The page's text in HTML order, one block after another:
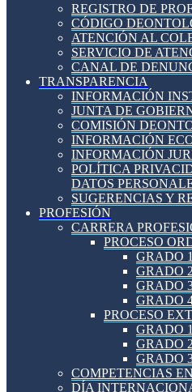
REGISTRO DE
CÓDIGO
ATENCIÓN AL
SERVICIO DE
CANAL DE
TRANSPARENCIA
INFORMACIÓN
JUNTA DE
COMISIÓN
INFORMACIÓN
INFORMACIÓN
POLÍTICA
DATOS
SUGERENCIAS Y
PROFESIÓN
CARRERA
PROCESO
GRADO 1
GRADO 2
GRADO
GRADO
PROCESO
GRADO 1
GRADO 2
GRADO
COMPETENCIAS
DÍA